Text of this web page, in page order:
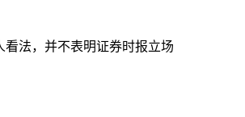
看法，并不表明证券时报立场